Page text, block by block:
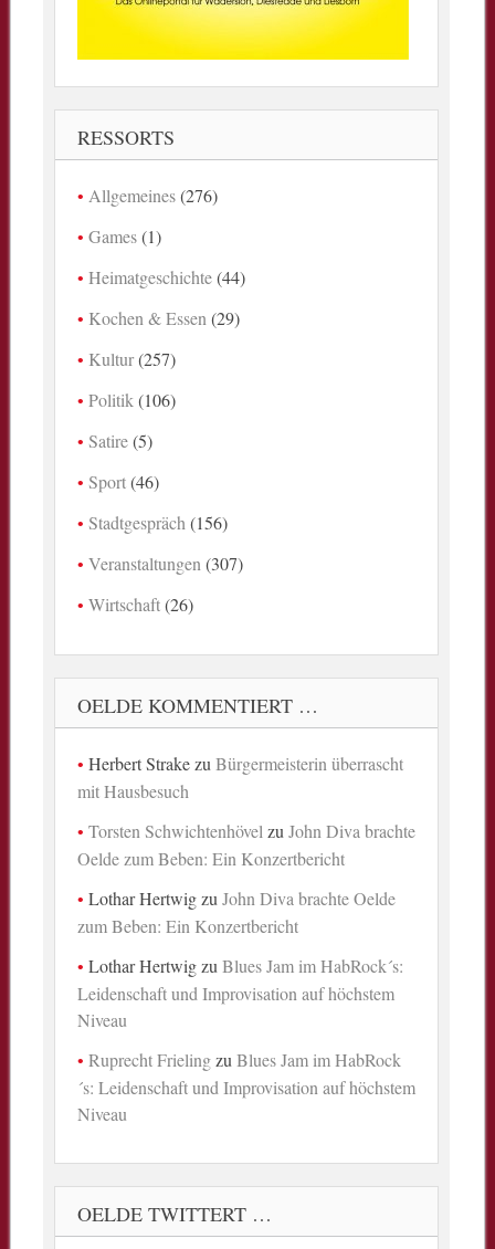
RESSORTS
Allgemeines(276)
Games(1)
Heimatgeschichte(44)
Kochen & Essen (29)
Kultur(257)
Politik (106)
Satire(5)
Sport(46)
Stadtgespräch (156)
Veranstaltungen (307)
Wirtschaft(26)
OELDE KOMMENTIERT …
Herbert StrakezuBürgermeisterin überrascht
mit Hausbesuch
Torsten Schwichtenhövel zuJohn Diva brachte
Oelde zum Beben: Ein Konzertbericht
Lothar HertwigzuJohn Diva brachte Oelde
zum Beben: Ein Konzertbericht
Lothar HertwigzuBlues Jam im HabRock´s:
Leidenschaft und Improvisation auf höchstem
Niveau
Ruprecht FrielingzuBlues Jam im HabRock
´s: Leidenschaft und Improvisation auf höchstem
Niveau
OELDE TWITTERT …